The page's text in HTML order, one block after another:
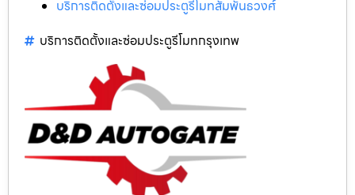
บริการติดตั้งและซ่อมประตูรีโมทสัมพันธวงศ์
บริการติดตั้งและซ่อมประตูรีโมทกรุงเทพ